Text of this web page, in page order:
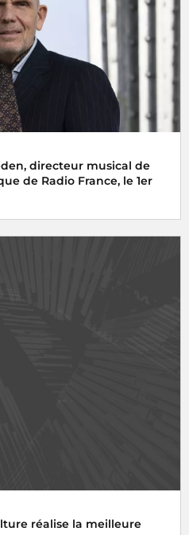
directeur musical de
de Radio France, le 1er
réalise la meilleure